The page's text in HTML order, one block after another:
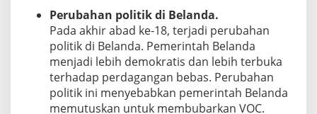
Perubahan politik di Belanda.
Pada akhir abad ke-18, terjadi perubahan
politik di Belanda. Pemerintah Belanda
menjadi lebih demokratis dan lebih terbuka
terhadap perdagangan bebas. Perubahan
politik ini menyebabkan pemerintah Belanda
memutuskan untuk membubarkan VOC.